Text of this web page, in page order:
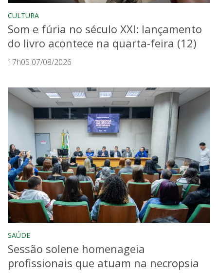
CULTURA
Som e fúria no século XXI: lançamento
do livro acontece na quarta-feira (12)
17h05 07/08/2026
SAÚDE
Sessão solene homenageia
profissionais que atuam na necropsia